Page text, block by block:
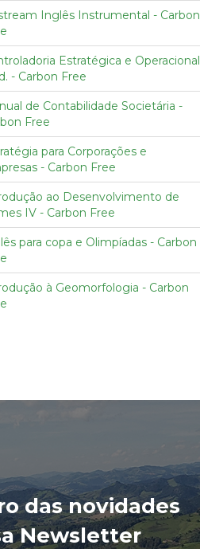
Inglês Instrumental - Carbon
Estratégica e Operacional
- Carbon Free
de Contabilidade Societária -
Free
para Corporações e
- Carbon Free
ao Desenvolvimento de
IV - Carbon Free
para copa e Olimpíadas - Carbon
à Geomorfologia - Carbon
das novidades
Newsletter